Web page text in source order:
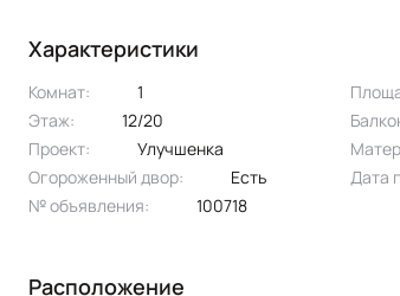
Характеристики
Комнат: 1
Этаж:
12/20
Проект:
улучшенка
Огороженный двор:
Есть Дата
№ объявления:
100718
Расположение